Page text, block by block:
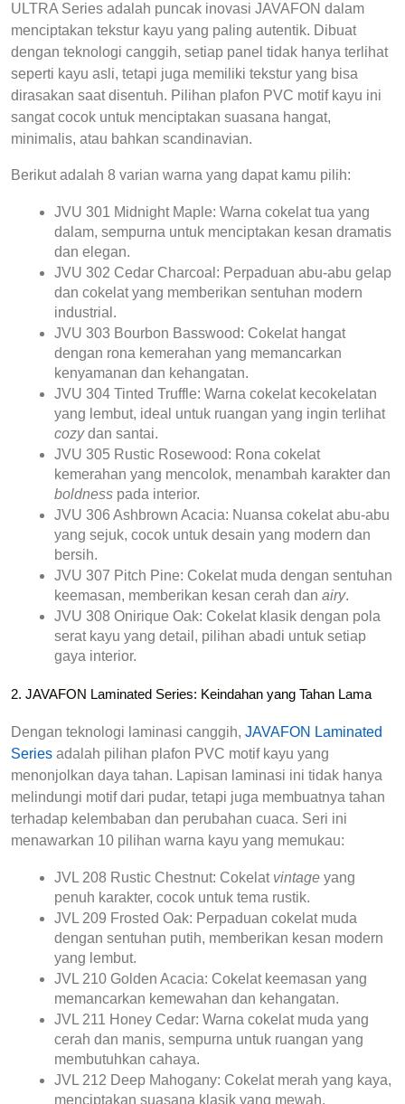
ULTRA Series adalah puncak inovasi JAVAFON dalam
menciptakan tekstur kayu yang paling autentik. Dibuat
dengan teknologi canggih, setiap panel tidak hanya terlihat
seperti kayu asli, tetapi juga memiliki tekstur yang bisa
dirasakan saat disentuh. Pilihan plafon PVC motif kayu ini
sangat cocok untuk menciptakan suasana hangat,
minimalis, atau bahkan scandinavian.
Berikut adalah 8 varian warna yang dapat kamu pilih:
JVU 301 Midnight Maple: Warna cokelat tua yang
dalam, sempurna untuk menciptakan kesan dramatis
dan elegan.
JVU 302 Cedar Charcoal: Perpaduan abu-abu gelap
dan cokelat yang memberikan sentuhan modern
industrial.
JVU 303 Bourbon Basswood: Cokelat hangat
dengan rona kemerahan yang memancarkan
kenyamanan dan kehangatan.
JVU 304 Tinted Truffle: Warna cokelat kecokelatan
yang lembut, ideal untuk ruangan yang ingin terlihat
cozy dan santai.
JVU 305 Rustic Rosewood: Rona cokelat
boldness pada interior.
JVU 306 Ashbrown Acacia: Nuansa cokelat abu-abu
yang sejuk, cocok untuk desain yang modern dan
bersih.
JVU 307 Pitch Pine: Cokelat muda dengan sentuhan
keemasan, memberikan kesan cerah dan airy.
JVU 308 Onirique Oak: Cokelat klasik dengan pola
serat kayu yang detail, pilihan abadi untuk setiap
gaya interior.
2. JAVAFON Laminated Series: Keindahan yang Tahan Lama
Dengan teknologi laminasi canggih, JAVAFON Laminated
Series adalah pilihan plafon PVC motif kayu yang
menonjolkan daya tahan. Lapisan laminasi ini tidak hanya
melindungi motif dari pudar, tetapi juga membuatnya tahan
terhadap kelembaban dan perubahan cuaca. Seri ini
menawarkan 10 pilihan warna kayu yang memukau:
JVL 208 Rustic Chestnut: Cokelat vintage yang
penuh karakter, cocok untuk tema rustik.
JVL 209 Frosted Oak: Perpaduan cokelat muda
dengan sentuhan putih, memberikan kesan modern
yang lembut.
JVL 210 Golden Acacia: Cokelat keemasan yang
memancarkan kemewahan dan kehangatan.
JVL 211 Honey Cedar: Warna cokelat muda yang
cerah dan manis, sempurna untuk ruangan yang
membutuhkan cahaya.
JVL 212 Deep Mahogany: Cokelat merah yang kaya,
menciptakan suasana klasik yang mewah.